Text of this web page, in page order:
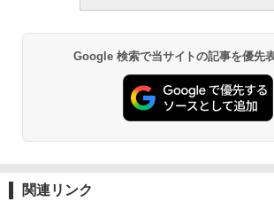
ブラック
Amazon Kindle
ンチディスプレイ、色
週間持続バッテリー、
ク
Google 検索で当サイトの記事を優先
関連リンク